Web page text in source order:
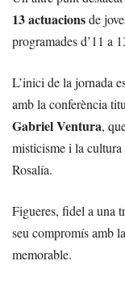
13 actuacionsde
programades d’11 a
L’inici de la jornada
amb la conferència
Gabriel Ventura,
misticisme i la
Rosalía.
Figueres, fidel a una
seu compromís amb
memorable.